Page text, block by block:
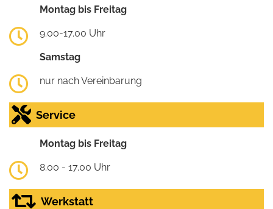
Montag bis Freitag
9.00-17.00 Uhr
Samstag
nur nach Vereinbarung
Service
Montag bis Freitag
8.00 - 17.00 Uhr
Werkstatt